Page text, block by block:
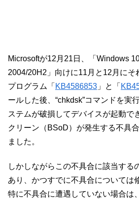
Microsoftが12月21日、「Windows
2004/20H2」向けに11月と12月にそ
プログラム「 KB4586853 」と「
ールした後、“chkdsk”コマンドを実
ステムが破損してデバイスが起動で
クリーン（BSoD）が発生する不具
ました。
しかしながらこの不具合に該当する
あり、かつすでに不具合については
特に不具合に遭遇していない場合は